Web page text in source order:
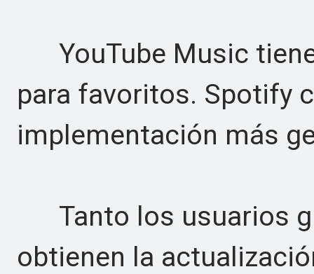
YouTube Music
para favoritos. Spotify
implementación más
Tanto los usuarios
obtienen la